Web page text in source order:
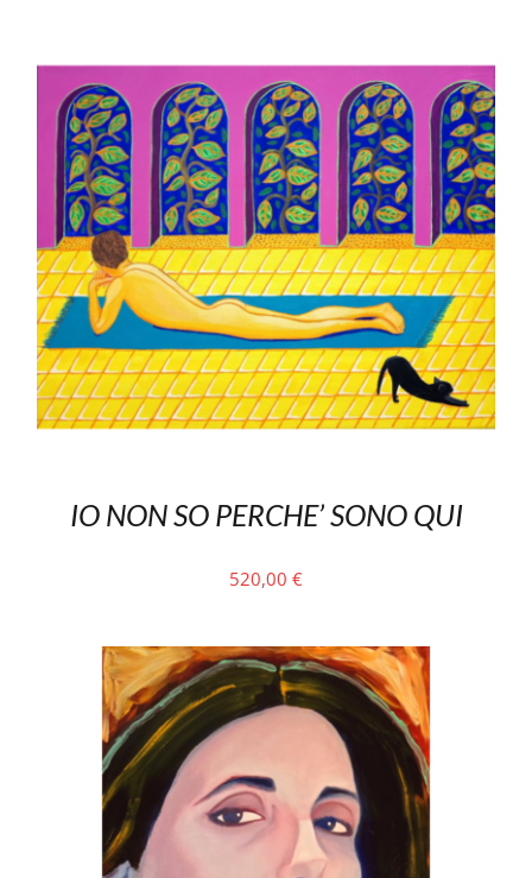
IO NON SO PERCHE’ SONO QUI
520,00 €